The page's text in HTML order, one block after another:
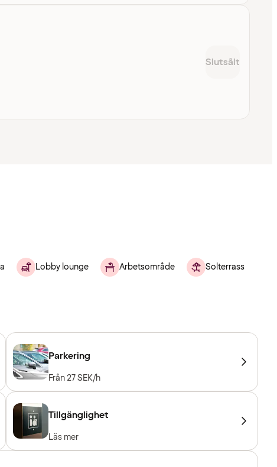
Slutsålt
Lobby lounge Arbetsområde Solterrass
Parkering
Från 27 SEK/h
Tillgänglighet
Läs mer